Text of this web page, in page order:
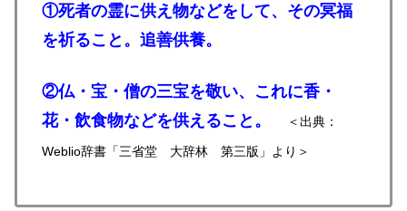
①死者の霊に供え物などをして、その冥福
を祈ること。追善供養。
②仏・宝・僧の三宝を敬い、これに香・
花・飲食物などを供えること。
＜出典：
Weblio辞書「三省堂 大辞林 第三版」より＞